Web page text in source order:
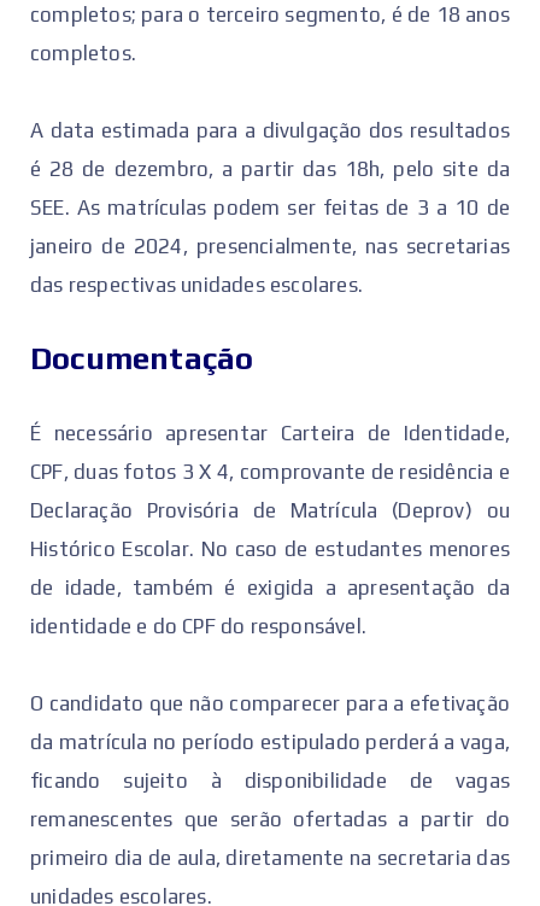
completos; para o terceiro segmento, é de 18 anos
completos.
A data estimada para a divulgação dos resultados
é 28 de dezembro, a partir das 18h, pelo site da
SEE. As matrículas podem ser feitas de 3 a 10 de
janeiro de 2024, presencialmente, nas secretarias
das respectivas unidades escolares.
Documentação
É necessário apresentar Carteira de Identidade,
CPF, duas fotos 3 X 4, comprovante de residência e
Declaração Provisória de Matrícula (Deprov) ou
Histórico Escolar. No caso de estudantes menores
de idade, também é exigida a apresentação da
identidade e do CPF do responsável.
O candidato que não comparecer para a efetivação
da matrícula no período estipulado perderá a vaga,
ficando sujeito à disponibilidade de vagas
remanescentes que serão ofertadas a partir do
primeiro dia de aula, diretamente na secretaria das
unidades escolares.